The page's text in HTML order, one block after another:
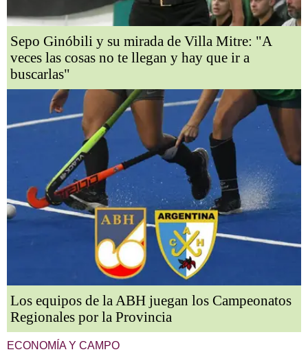
Sepo Ginóbili y su mirada de Villa Mitre: "A
veces las cosas no te llegan y hay que ir a
buscarlas"
Los equipos de la ABH juegan los Campeonatos
Regionales por la Provincia
ECONOMÍA Y CAMPO